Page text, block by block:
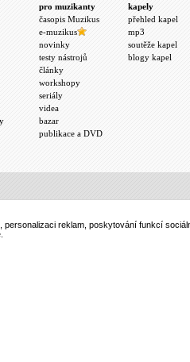
pro muzikanty
časopis Muzikus
e-muzikus
novinky
testy nástrojů
články
workshopy
seriály
videa
bazar
publikace a DVD
kapely
přehled kapel
mp3
soutěže kapel
blogy kapel
reklam, poskytování funkcí